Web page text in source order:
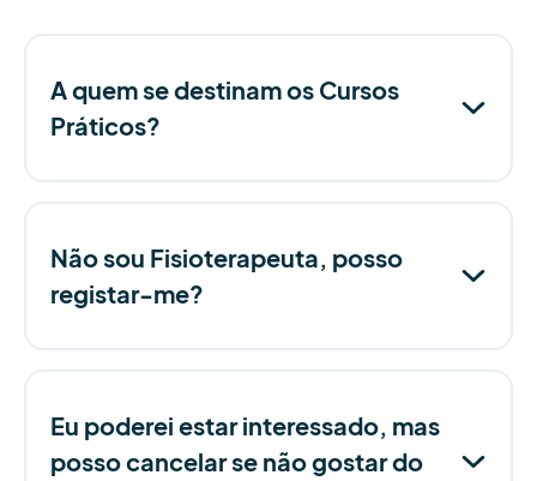
A quem se destinam os Cursos
Práticos?
Não sou Fisioterapeuta, posso
registar-me?
Eu poderei estar interessado, mas
posso cancelar se não gostar do